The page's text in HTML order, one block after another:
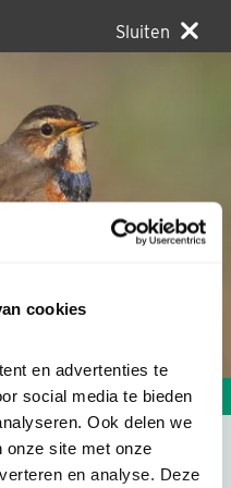
cookies
en advertenties te
social media te bieden
Ook delen we
onze site met onze
en analyse. Deze
Sluiten
Vorige foto